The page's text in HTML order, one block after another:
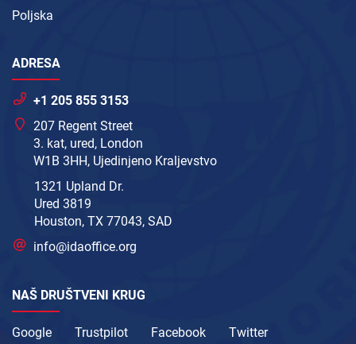
Poljska
ADRESA
+1 205 855 3153
207 Regent Street
3. kat, ured, London
W1B 3HH, Ujedinjeno Kraljevstvo
1321 Upland Dr.
Ured 3819
Houston, TX 77043, SAD
info@idaoffice.org
NAŠ DRUŠTVENI KRUG
Google Trustpilot Facebook
Twitter